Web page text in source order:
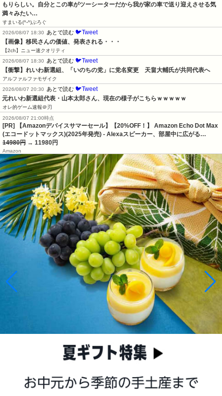
もりらしい。自分とこの車がツーシーターだから我が家の車で送り迎えさせる気
満々みたい…
すまいる(^-^)ぶろぐ
2026/08/07 18:30
あとで読む 🐦Tweet
【画像】移民さんの価値、発表される・・・
【2ch】ニュー速クオリティ
2026/08/07 18:30
あとで読む 🐦Tweet
【衝撃】れいわ新選組、「いのちの党」に党名変更　天畠大輔氏が共同代表へ
アルファルファモザイク
2026/08/07 20:30
あとで読む 🐦Tweet
元れいわ新選組代表・山本太郎さん、現在の様子がこちらｗｗｗｗｗ
オレ的ゲーム速報＠刃
2026/08/07 21:00時点
[PR] 【Amazonデバイスサマーセール】【20%OFF！】 Amazon Echo Dot Max
(エコードットマックス)(2025年発売) - Alexaスピーカー、部屋中に広がる…
14980円 → 11980円
Amazon